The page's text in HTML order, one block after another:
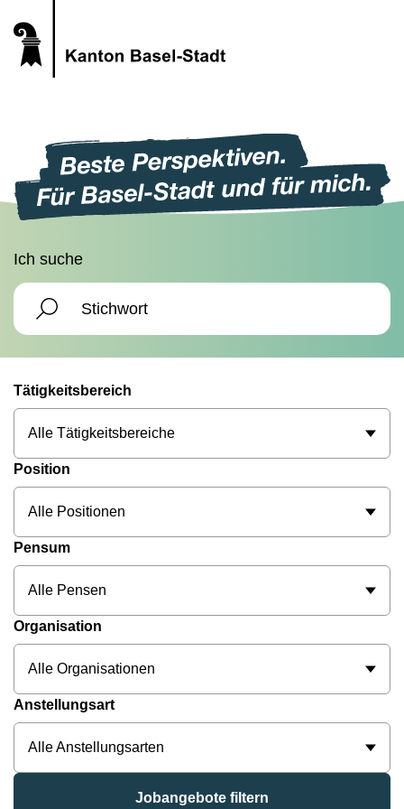
Ich suche
Tätigkeitsbereich
Alle Tätigkeitsbereiche
Position
Alle Positionen
Pensum
Alle Pensen
Organisation
Alle Organisationen
Anstellungsart
Alle Anstellungsarten
Jobangebote filtern